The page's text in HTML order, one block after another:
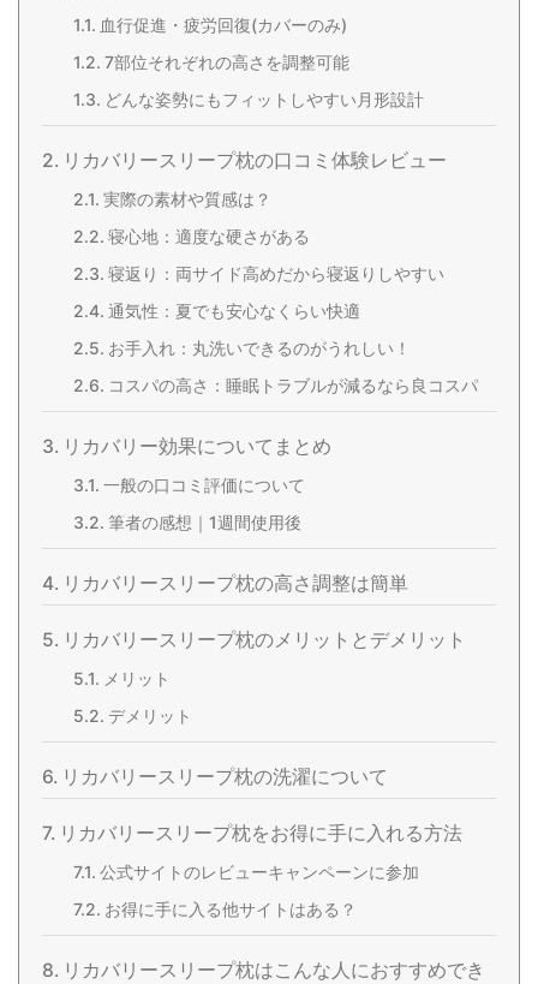
血行促進・疲労回復(カバーのみ)
7部位それぞれの高さを調整可能
どんな姿勢にもフィットしやすい月形設計
リカバリースリープ枕の口コミ体験レビュー
実際の素材や質感は？
寝心地：適度な硬さがある
寝返り：両サイド高めだから寝返りしやすい
通気性：夏でも安心なくらい快適
お手入れ：丸洗いできるのがうれしい！
コスパの高さ：睡眠トラブルが減るなら良コスパ
リカバリー効果についてまとめ
一般の口コミ評価について
筆者の感想｜1週間使用後
リカバリースリープ枕の高さ調整は簡単
リカバリースリープ枕のメリットとデメリット
メリット
デメリット
リカバリースリープ枕の洗濯について
リカバリースリープ枕をお得に手に入れる方法
公式サイトのレビューキャンペーンに参加
お得に手に入る他サイトはある？
リカバリースリープ枕はこんな人におすすめでき